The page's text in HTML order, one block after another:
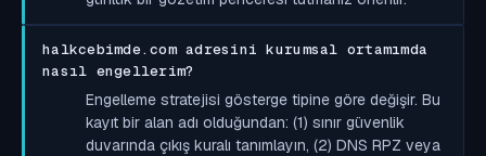
halkcebimde.com adresini kurumsal ortamımda
nasıl engellerim?
Engelleme stratejisi gösterge tipine göre değişir. Bu
kayıt bir alan adı olduğundan: (1) sınır güvenlik
duvarında çıkış kuralı tanımlayın, (2) DNS RPZ veya